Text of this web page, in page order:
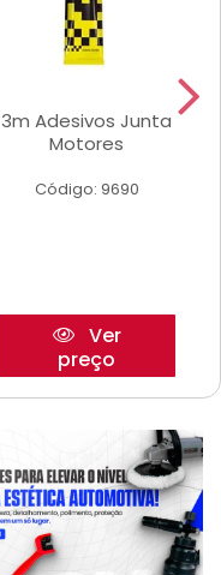
3m Adesivos Junta
Motores
Código: 9690
Ver
preço